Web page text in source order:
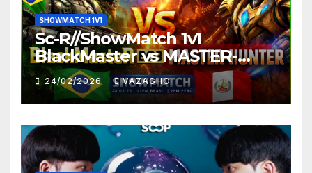
SHOWMATCH 1V1
Sc-R//ShowMatch 1v1
BlackMaster vs MASTER-
HUNTER
24/02/2026 VAZAGHO